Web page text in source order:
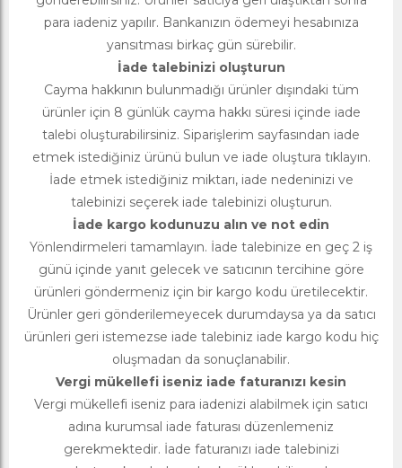
para iadeniz yapılır. Bankanızın ödemeyi hesabınıza
yansıtması birkaç gün sürebilir.
İade talebinizi oluşturun
Cayma hakkının bulunmadığı ürünler dışındaki tüm
ürünler için 8 günlük cayma hakkı süresi içinde iade
talebi oluşturabilirsiniz. Siparişlerim sayfasından iade
etmek istediğiniz ürünü bulun ve iade oluştura tıklayın.
İade etmek istediğiniz miktarı, iade nedeninizi ve
talebinizi seçerek iade talebinizi oluşturun.
İade kargo kodunuzu alın ve not edin
Yönlendirmeleri tamamlayın. İade talebinize en geç 2 iş
günü içinde yanıt gelecek ve satıcının tercihine göre
ürünleri göndermeniz için bir kargo kodu üretilecektir.
Ürünler geri gönderilemeyecek durumdaysa ya da satıcı
ürünleri geri istemezse iade talebiniz iade kargo kodu hiç
oluşmadan da sonuçlanabilir.
Vergi mükellefi iseniz iade faturanızı kesin
Vergi mükellefi iseniz para iadenizi alabilmek için satıcı
adına kurumsal iade faturası düzenlemeniz
gerekmektedir. İade faturanızı iade talebinizi